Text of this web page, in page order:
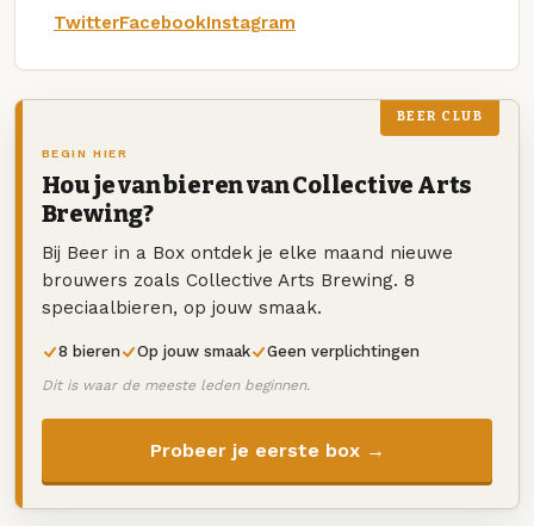
TwitterFacebookInstagram
BEER CLUB
BEGIN HIER
Hou je van bieren van Collective Arts
Brewing?
Bij Beer in a Box ontdek je elke maand nieuwe
brouwers zoals Collective Arts Brewing. 8
speciaalbieren, op jouw smaak.
8 bieren Op jouw smaak Geen verplichtingen
Dit is waar de meeste leden beginnen.
Probeer je eerste box →